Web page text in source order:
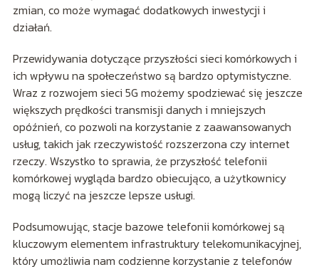
zmian, co może wymagać dodatkowych inwestycji i
działań.
Przewidywania dotyczące przyszłości sieci komórkowych i
ich wpływu na społeczeństwo są bardzo optymistyczne.
Wraz z rozwojem sieci 5G możemy spodziewać się jeszcze
większych prędkości transmisji danych i mniejszych
opóźnień, co pozwoli na korzystanie z zaawansowanych
usług, takich jak rzeczywistość rozszerzona czy internet
rzeczy. Wszystko to sprawia, że przyszłość telefonii
komórkowej wygląda bardzo obiecująco, a użytkownicy
mogą liczyć na jeszcze lepsze usługi.
Podsumowując, stacje bazowe telefonii komórkowej są
kluczowym elementem infrastruktury telekomunikacyjnej,
który umożliwia nam codzienne korzystanie z telefonów